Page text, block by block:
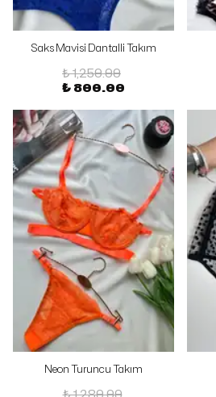
Saks Mavisi Dantalli Takım
₺ 1,250.00
₺ 800.00
Neon Turuncu Takım